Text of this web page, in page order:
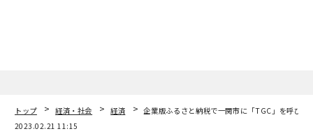
トップ 経済・社会 経済
企業版ふるさと納税で一関市に「TGC」を呼び込
2023.02.21 11:15